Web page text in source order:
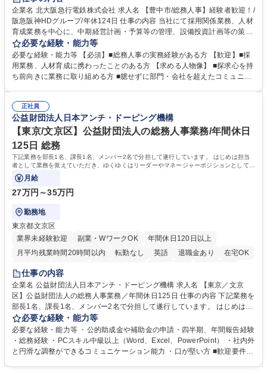
土日祝休み
服装自由 昼食補助あり 食事補助あり
企業名 北大阪急行電鉄株式会社 求人名 【豊中市/総務人事】経験者歓迎！/
阪急阪神HDグループ/年休124日 仕事の内容 当社にて採用関係業務、人材
育成業務を中心に、中期経営計画・予算等の管理、設備投資計画等の策
定、さらに社内の重要会議の運営等、経営の根幹となる幅広い総務人事業
務全般を担当していただきます。 【主な業務内容】 ■採用関係業務および
人材育成(社員研修)業務の推進 ■中期経営計画および予算等の管理 ■設備
投資計画等の策定 ■社内の重要会議の運営 ■その他総務人事業務全般 【入
務人事】経験者歓迎！/阪急阪神HDグループ/年休124日
必要な経験・能力等
必要な経験・能力等 【必須】■総務人事の実務経験がある方 【歓迎】■採
用業務、人材育成に携わったことのある方 【求める人物像】 ■探求心を持
ち前向きに業務に取り組める方 ■臆せずに部門・会社を超えたコミュニケ
囲のメンバーと協調しつつ主体性を持って能動的に業務を推進できる方 学
歴・資格 学歴：大学院 大学 高専 短大 専修学校 高校 語学力： 資格：
正社員
公益財団法人日本アンチ・ドーピング機構
【東京/文京区】公益財団法人の総務人事業務/年間休日
125日 総務
下記業務を部長1名、課長1名、メンバー2名で分担して遂行しています。 はじめは担当
者として業務を覚えていただき、ゆくゆくはリーダーやマネージャーポジションとして活
躍いただくことを期待しています。
月給
27万円～35万円
勤務地
東京都文京区
業界未経験歓迎
副業・WワークOK
年間休日120日以上
月平均残業時間20時間以内
転勤なし 英語 退職金あり
在宅OK
賞与あり
育休あり
食事補助あり
仕事の内容
企業名 公益財団法人日本アンチ・ドーピング機構 求人名 【東京／文京
区】公益財団法人の総務人事業務／年間休日125日 仕事の内容 下記業務を
部長1名、課長1名、メンバー2名で分担して遂行しています。 はじめは担
当者として業務を覚えていただき、ゆくゆくはリーダーやマネージャーポ
ジションとして活躍いただくことを期待しています。 【総務・人事グルー
プの業務内容】 ・人事制度関連 ・採用活動 ・教育研修の企画、実行 ・勤
怠管理 ・官公庁への各種提出 ・法定の会議運営（評議員会、理事会） ・
必要な経験・能力等
必要な経験・能力等 ・公的助成金や補助金の申請・四半期、年間報告経験
・総務経験 ・PCスキル中級以上（Word、Excel、PowerPoint） ・社内外
と円滑な調整ができるコミュニケーション能力 ・口が堅い方 ■歓迎要件